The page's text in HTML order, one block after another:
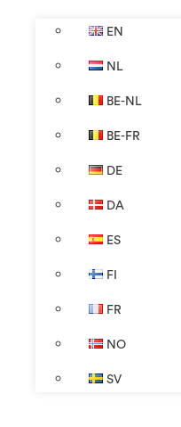
EN
NL
BE-NL
BE-FR
DE
DA
ES
FI
FR
NO
SV